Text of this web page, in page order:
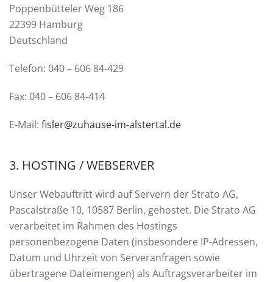
Poppenbütteler Weg 186
22399 Hamburg
Deutschland
Telefon: 040 – 606 84-429
Fax: 040 – 606 84-414
E-Mail: fisler@zuhause-im-alstertal.de
3. HOSTING / WEBSERVER
Unser Webauftritt wird auf Servern der Strato AG,
Pascalstraße 10, 10587 Berlin, gehostet. Die Strato AG
verarbeitet im Rahmen des Hostings
personenbezogene Daten (insbesondere IP-Adressen,
Datum und Uhrzeit von Serveranfragen sowie
übertragene Dateimengen) als Auftragsverarbeiter im